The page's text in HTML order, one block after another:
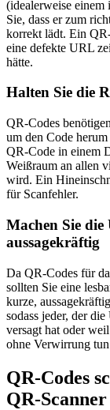
(idealerweise
Sie, dass er zum
korrekt lädt. Ein
eine defekte URL
hätte.
Halten Sie die
QR-Codes
um den Code
QR-Code in einem
Weißraum an allen
wird. Ein
für Scanfehler.
Machen Sie
aussagekräftig
Da QR-Codes für
sollten Sie eine
kurze,
sodass jeder, der
versagt hat oder
ohne Verwirrung
QR-Codes
QR-Scanner